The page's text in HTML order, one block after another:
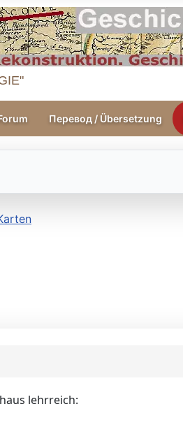
Перевод / Übersetzung
lehrreich: